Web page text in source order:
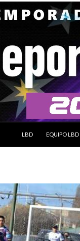
LBD
EQUIPO LBD